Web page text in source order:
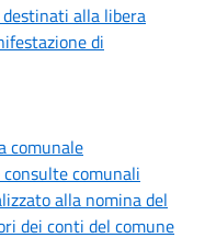
alla libera
di
comunale
comunali
alla nomina del
dei conti del comune